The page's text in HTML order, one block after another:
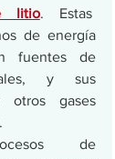
litio. Estas
de energía
fuentes de
y sus
otros gases
de